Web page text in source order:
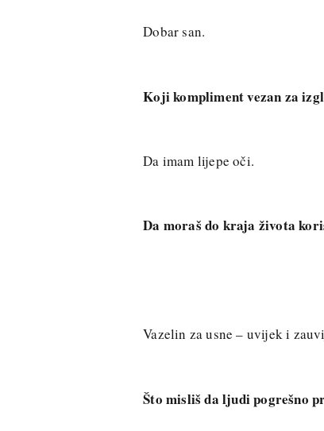
Dobar san.
Koji kompliment vezan za
Da imam lijepe oči.
Da moraš do kraja života
Vazelin za usne – uvijek i
Što misliš da ljudi pogrešno